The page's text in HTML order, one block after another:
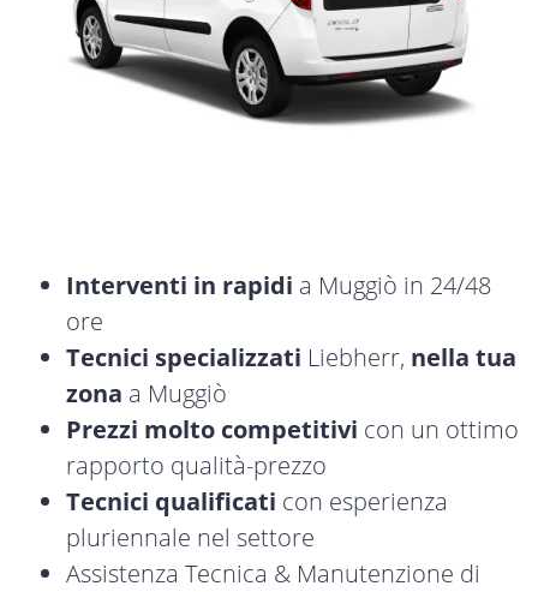
Interventi in rapidi a Muggiò in 24/48
ore
Tecnici specializzati Liebherr, nella tua
zona a Muggiò
Prezzi molto competitivi con un ottimo
rapporto qualità-prezzo
Tecnici qualificati con esperienza
pluriennale nel settore
Assistenza Tecnica & Manutenzione di